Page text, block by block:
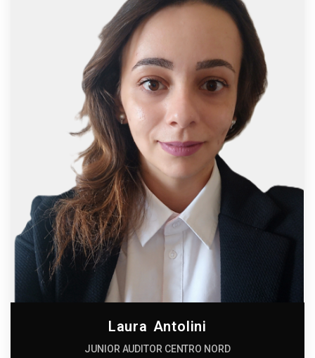
Laura Antolini
JUNIOR AUDITOR CENTRO NORD